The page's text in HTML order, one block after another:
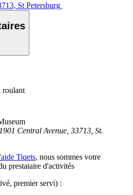
St Petersburg
roulant
Central Avenue, 33713, St.
Tiqets, nous sommes votre
prestataire d'activités
premier servi) :